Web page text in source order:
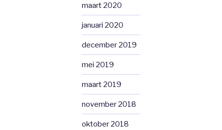
maart 2020
januari 2020
december 2019
mei 2019
maart 2019
november 2018
oktober 2018